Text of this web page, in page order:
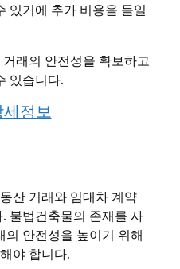
있기에 추가 비용을 들일
래의 안전성을 확보하고
있습니다.
정보
산 거래와 임대차 계약
불법건축물의 존재를 사
의 안전성을 높이기 위해
야 합니다.